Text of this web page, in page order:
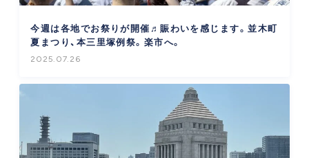
今週は各地でお祭りが開催♬賑わいを感じます。並木町
夏まつり、本三里塚例祭。楽市へ。
2025.07.26